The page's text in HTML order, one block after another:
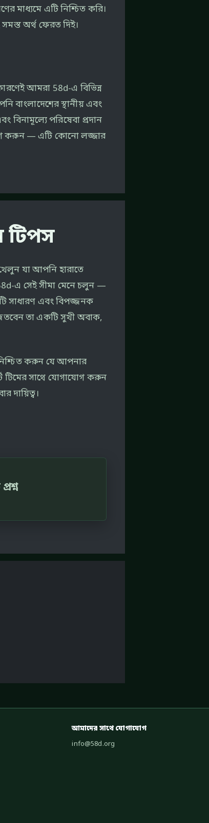
মাধ্যমে এটি নিশ্চিত করি।
অর্থ ফেরত দিই।
আমরা 58d-এ বিভিন্ন
বাংলাদেশের স্থানীয় এবং
বিনামূল্যে পরিষেবা প্রদান
করুন — এটি কোনো লজ্জার
টিপস
যা আপনি হারাতে
এ সেই সীমা মেনে চলুন —
সাধারণ এবং বিপজ্জনক
তা একটি সুখী অবাক,
করুন যে আপনার
টিমের সাথে যোগাযোগ করুন
দায়িত্ব।
আমাদের সাথে যোগাযোগ
info@58d.org